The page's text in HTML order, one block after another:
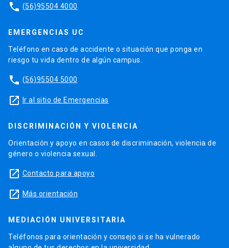
phone (56)95504 4000
EMERGENCIAS UC
Teléfono en caso de accidente o situación que ponga en
riesgo tu vida dentro de algún campus.
phone (56)95504 5000
launch Ir al sitio de Emergencias
DISCRIMINACIÓN Y VIOLENCIA
Orientación y apoyo en casos de discriminación, violencia de
género o violencia sexual.
launch Contacto para apoyo
launch Más orientación
MEDIACIÓN UNIVERSITARIA
Teléfonos para orientación y consejo si se ha vulnerado